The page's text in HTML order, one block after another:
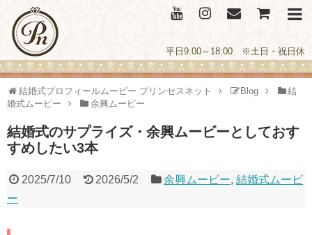
平日9:00～18:00 ※土日・祝日休
結婚式プロフィールムービー プリンセスネット Blog
結
婚式ムービー
余興ムービー
結婚式のサプライズ・余興ムービーとしておす
すめしたい3本
2025/7/10 2026/5/2 余興ムービー,結婚式ムービ
ー